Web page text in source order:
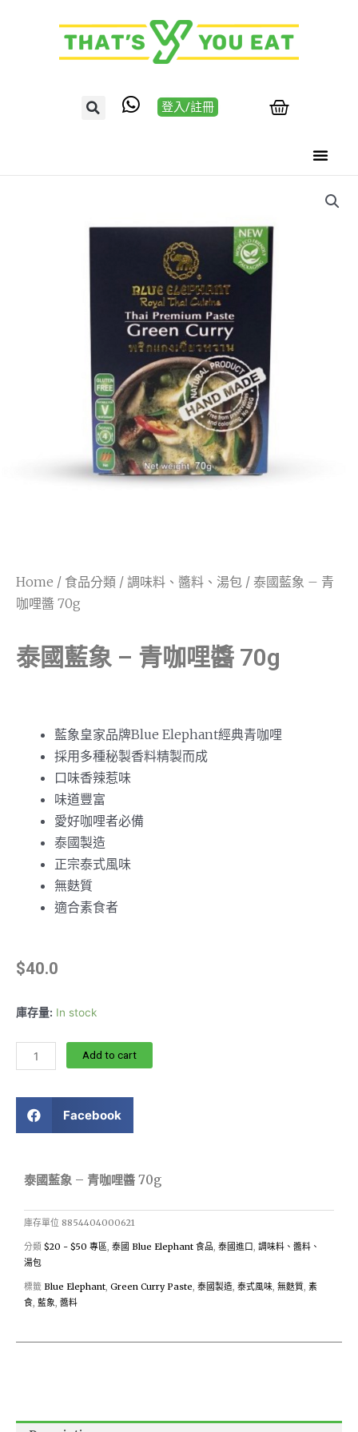
登入/註冊
Home / 食品分類 / 調味料、醬料、湯包 / 泰國藍象 – 青
咖哩醬 70g
泰國藍象 – 青咖哩醬 70g
藍象皇家品牌Blue Elephant經典青咖哩
採用多種秘製香料精製而成
口味香辣惹味
味道豐富
愛好咖哩者必備
泰國製造
正宗泰式風味
無麩質
適合素食者
$40.0
庫存量: In stock
Add to cart
Facebook
泰國藍象 – 青咖哩醬 70g
庫存單位 8854404000621
分類 $20 - $50 專區, 泰國 Blue Elephant 食品, 泰國進口, 調味料、醬料、
湯包
標籤 Blue Elephant, Green Curry Paste, 泰國製造, 泰式風味, 無麩質, 素
食, 藍象, 醬料